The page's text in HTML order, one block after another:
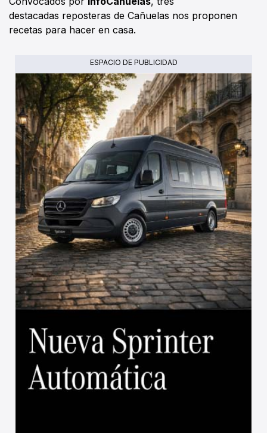
destacadas reposteras de Cañuelas nos proponen
recetas para hacer en casa.
ESPACIO DE PUBLICIDAD